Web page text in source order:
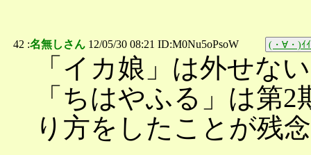
42 :名無しさん 12/05/30 08:21 ID:M0Nu5oPsoW (・∀・)ｲ
「イカ娘」は外せな
「ちはやふる」は第
り方をしたことが残